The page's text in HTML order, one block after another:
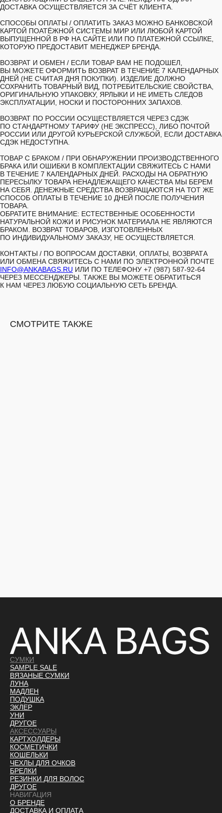
ДОСТАВКА ОСУЩЕСТВЛЯЕТСЯ ЗА СЧЁТ КЛИЕНТА.
СПОСОБЫ ОПЛАТЫ / ОПЛАТИТЬ ЗАКАЗ МОЖНО БАНКОВСКОЙ
КАРТОЙ ПОАТЁЖНОЙ СИСТЕМЫ МИР ИЛИ ЛЮБОЙ КАРТОЙ
ВЫПУЩЕННОЙ В РФ НА САЙТЕ ИЛИ ПО ПЛАТЕЖНОЙ ССЫЛКЕ,
КОТОРУЮ ПРЕДОСТАВИТ МЕНЕДЖЕР БРЕНДА.
ВОЗВРАТ И ОБМЕН / ЕСЛИ ТОВАР ВАМ НЕ ПОДОШЕЛ,
ВЫ МОЖЕТЕ ОФОРМИТЬ ВОЗВРАТ В ТЕЧЕНИЕ 7 КАЛЕНДАРНЫХ
ДНЕЙ (НЕ СЧИТАЯ ДНЯ ПОКУПКИ). ИЗДЕЛИЕ ДОЛЖНО
СОХРАНИТЬ ТОВАРНЫЙ ВИД, ПОТРЕБИТЕЛЬСКИЕ СВОЙСТВА,
ОРИГИНАЛЬНУЮ УПАКОВКУ, ЯРЛЫКИ И НЕ ИМЕТЬ СЛЕДОВ
ЭКСПЛУАТАЦИИ, НОСКИ И ПОСТОРОННИХ ЗАПАХОВ.
ВОЗВРАТ ПО РОССИИ ОСУЩЕСТВЛЯЕТСЯ ЧЕРЕЗ СДЭК
ПО СТАНДАРТНОМУ ТАРИФУ (НЕ ЭКСПРЕСС), ЛИБО ПОЧТОЙ
РОССИИ ИЛИ ДРУГОЙ КУРЬЕРСКОЙ СЛУЖБОЙ, ЕСЛИ ДОСТАВКА
СДЭК НЕДОСТУПНА.
ТОВАР С БРАКОМ / ПРИ ОБНАРУЖЕНИИ ПРОИЗВОДСТВЕННОГО
БРАКА ИЛИ ОШИБКИ В КОМПЛЕКТАЦИИ СВЯЖИТЕСЬ С НАМИ
В ТЕЧЕНИЕ 7 КАЛЕНДАРНЫХ ДНЕЙ. РАСХОДЫ НА ОБРАТНУЮ
ПЕРЕСЫЛКУ ТОВАРА НЕНАДЛЕЖАЩЕГО КАЧЕСТВА МЫ БЕРЕМ
НА СЕБЯ. ДЕНЕЖНЫЕ СРЕДСТВА ВОЗВРАЩАЮТСЯ НА ТОТ ЖЕ
СПОСОБ ОПЛАТЫ В ТЕЧЕНИЕ 10 ДНЕЙ ПОСЛЕ ПОЛУЧЕНИЯ
ТОВАРА.
ОБРАТИТЕ ВНИМАНИЕ: ЕСТЕСТВЕННЫЕ ОСОБЕННОСТИ
НАТУРАЛЬНОЙ КОЖИ И РИСУНОК МАТЕРИАЛА НЕ ЯВЛЯЮТСЯ
БРАКОМ. ВОЗВРАТ ТОВАРОВ, ИЗГОТОВЛЕННЫХ
ПО ИНДИВИДУАЛЬНОМУ ЗАКАЗУ, НЕ ОСУЩЕСТВЛЯЕТСЯ.
КОНТАКТЫ / ПО ВОПРОСАМ ДОСТАВКИ, ОПЛАТЫ, ВОЗВРАТА
ИЛИ ОБМЕНА СВЯЖИТЕСЬ С НАМИ ПО ЭЛЕКТРОННОЙ ПОЧТЕ
INFO@ANKABAGS.RU ИЛИ ПО ТЕЛЕФОНУ +7 (987) 587-92-64
ЧЕРЕЗ МЕССЕНДЖЕРЫ. ТАКЖЕ ВЫ МОЖЕТЕ ОБРАТИТЬСЯ
К НАМ ЧЕРЕЗ ЛЮБУЮ СОЦИАЛЬНУЮ СЕТЬ БРЕНДА.
СМОТРИТЕ ТАКЖЕ
СУМКИ
SAMPLE SALE
ВЯЗАНЫЕ СУМКИ
ЛУНА
МАДЛЕН
ПОДУШКА
ЭКЛЕР
УНИ
ДРУГОЕ
АКСЕССУАРЫ
КАРТХОЛДЕРЫ
КОСМЕТИЧКИ
КОШЕЛЬКИ
ЧЕХЛЫ ДЛЯ ОЧКОВ
БРЕЛКИ
РЕЗИНКИ ДЛЯ ВОЛОС
ДРУГОЕ
НАВИГАЦИЯ
О БРЕНДЕ
ДОСТАВКА И ОПЛАТА